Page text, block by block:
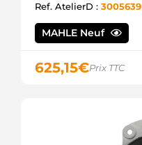
Ref. AtelierD : 3005639
MAHLE Neuf
625,15€Prix TTC